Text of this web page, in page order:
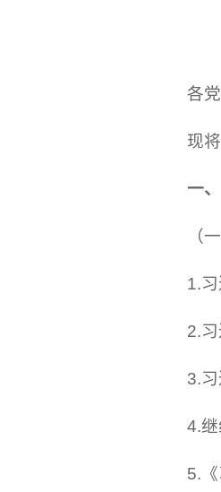
各
现
一
（
1.
2.
3.
4.
5.